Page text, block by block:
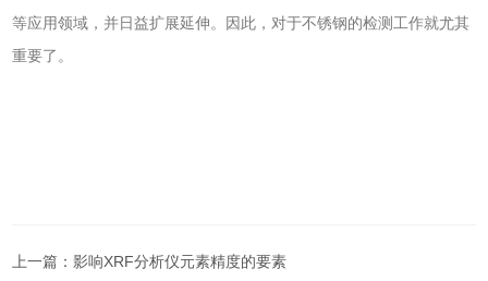
等应用领域，并日益扩展延伸。因此，对于不锈钢的检测工作就尤其
重要了。
上一篇：影响XRF分析仪元素精度的要素